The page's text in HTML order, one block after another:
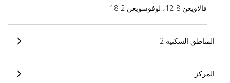
فالاويغن 8-12، لوفوسويغن 2-18
المناطق السكنية 2
المركز